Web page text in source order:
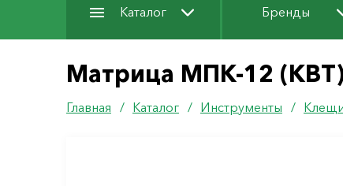
Каталог Бренды
Матрица МПК-12 (КВТ)
Главная / Каталог / Инструменты /